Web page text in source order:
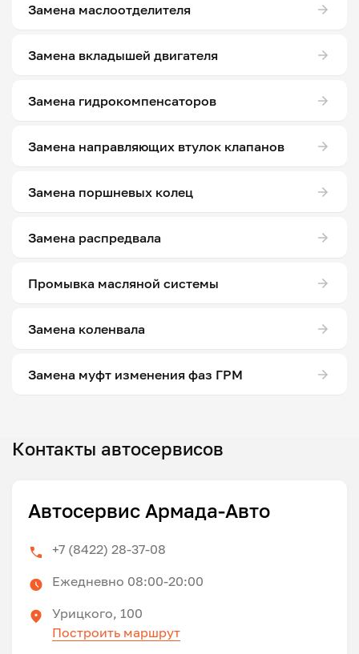
Замена маслоотделителя
Замена вкладышей двигателя
Замена гидрокомпенсаторов
Замена направляющих втулок клапанов
Замена поршневых колец
Замена распредвала
Промывка масляной системы
Замена коленвала
Замена муфт изменения фаз ГРМ
Контакты автосервисов
Автосервис Армада-Авто
+7 (8422) 28-37-08
Ежедневно 08:00-20:00
Урицкого, 100
Построить маршрут